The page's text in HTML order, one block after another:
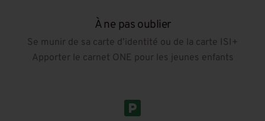
À ne pas oublier
Se munir de sa carte d’identité ou de la carte ISI+
Apporter le carnet ONE pour les jeunes enfants